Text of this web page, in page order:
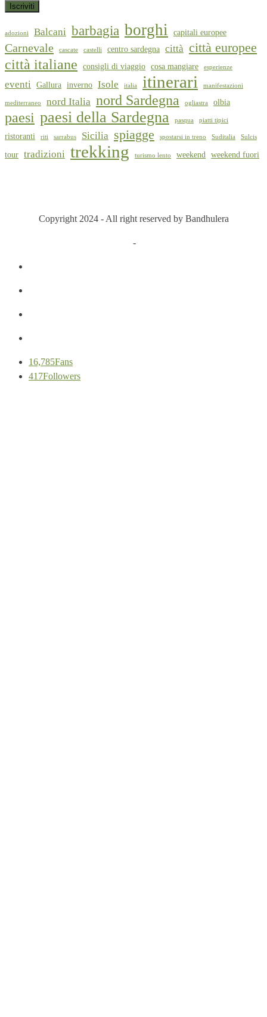
adozioni Balcani barbagia borghi capitali europee
Carnevale cascate castelli centro sardegna città città europee
città italiane consigli di viaggio cosa mangiare esperienze
eventi Gallura inverno Isole italia itinerari manifestazioni
mediterraneo nord Italia nord Sardegna ogliastra olbia
paesi paesi della Sardegna pasqua piatti tipici
ristoranti riti sarrabus Sicilia spiagge spostarsi in treno Suditalia Sulcis
tour tradizioni trekking turismo lento weekend weekend fuori
Copyright 2024 - All right reserved by Bandhulera
-
16,785Fans
417Followers